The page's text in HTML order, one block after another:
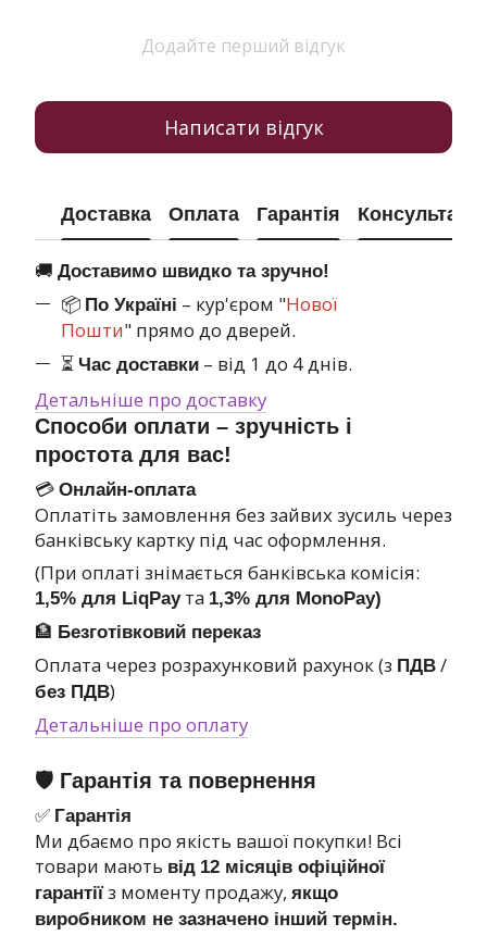
Додайте перший відгук
Написати відгук
Доставка Оплата Гарантія Консультація
🚚 Доставимо швидко та зручно!
📦 По Україні – кур'єром "Нової
Пошти" прямо до дверей.
⏳ Час доставки – від 1 до 4 днів.
Детальніше про доставку
Способи оплати – зручність і
простота для вас!
💳 Онлайн-оплата
Оплатіть замовлення без зайвих зусиль через
банківську картку під час оформлення.
(При оплаті знімається банківська комісія:
1,5% для LiqPayта 1,3% для MonoPay)
🏦 Безготівковий переказ
Оплата через розрахунковий рахунок (з ПДВ /
без ПДВ)
Детальніше про оплату
🛡 Гарантія та повернення
✅ Гарантія
Ми дбаємо про якість вашої покупки! Всі
товари мають від 12 місяців офіційної
гарантії з моменту продажу, якщо
виробником не зазначено інший термін.